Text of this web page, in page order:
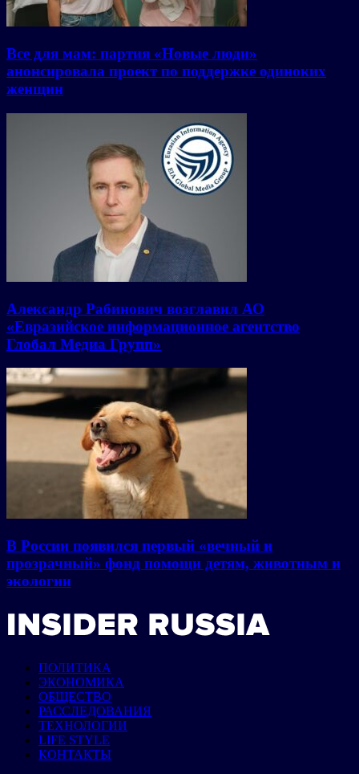
Все для мам: партия «Новые люди»
анонсировала проект по поддержке одиноких
женщин
Александр Рабинович возглавил АО
«Евразийское информационное агентство
Глобал Медиа Групп»
В России появился первый «вечный и
прозрачный» фонд помощи детям, животным и
экологии
ПОЛИТИКА
ЭКОНОМИКА
ОБЩЕСТВО
РАССЛЕДОВАНИЯ
ТЕХНОЛОГИИ
LIFE STYLE
КОНТАКТЫ